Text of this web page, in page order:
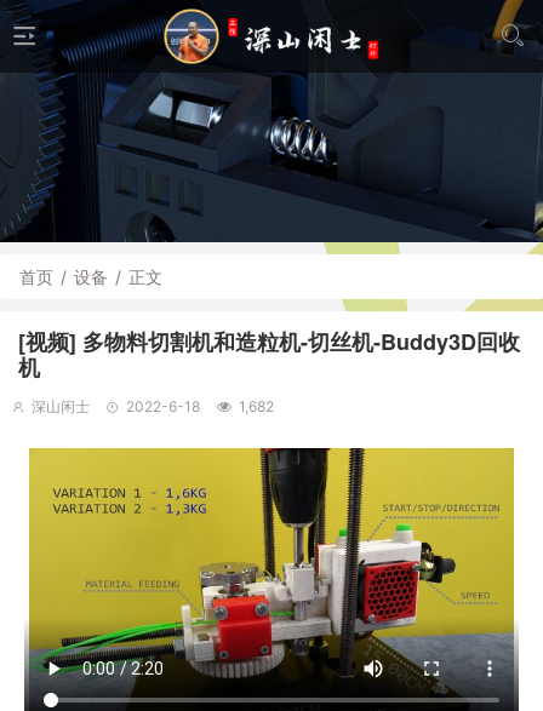
首页 / 设备 / 正文
[视频] 多物料切割机和造粒机-切丝机-Buddy3D回收
机
深山闲士 2022-6-18 1,682